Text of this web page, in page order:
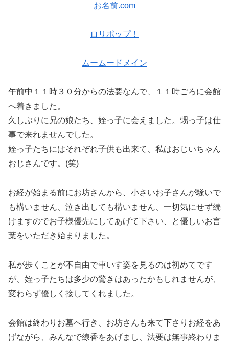
お名前.com
ロリポップ！
ムームードメイン
午前中１１時３０分からの法要なんで、１１時ごろに会館
へ着きました。
久しぶりに兄の娘たち、姪っ子に会えました。甥っ子は仕
事で来れませんでした。
姪っ子たちにはそれぞれ子供も出来て、私はおじいちゃん
おじさんです。(笑)
お経が始まる前にお坊さんから、小さいお子さんが騒いで
も構いません、泣き出しても構いません、一切気にせず続
けますのでお子様優先にしてあげて下さい、と優しいお言
葉をいただき始まりました。
私が歩くことが不自由で車いす姿を見るのは初めてです
が、姪っ子たちは多少の驚きはあったかもしれませんが、
変わらず優しく接してくれました。
会館は終わりお墓へ行き、お坊さんも来て下さりお経をあ
げながら、みんなで線香をあげまし、法要は無事終わりま